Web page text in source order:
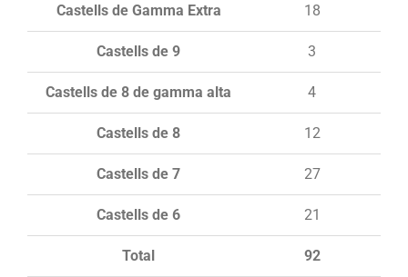
Total 92
Castells de Gamma Extra 18
Castells de 9 3
Castells de 8 de gamma alta 4
Castells de 8 12
Castells de 7 27
Castells de 6 21